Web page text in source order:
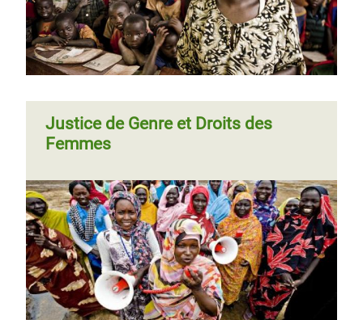
Justice de Genre et Droits des
Femmes